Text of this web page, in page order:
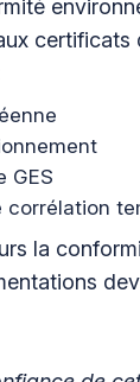
certificats
GES
la